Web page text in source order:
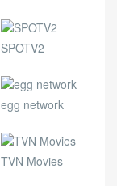
SPOTV2
egg network
TVN Movies